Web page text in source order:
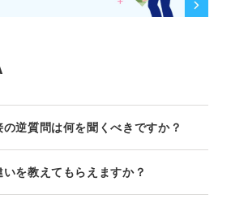
逆質問は何を聞くべきですか？
を教えてもらえますか？